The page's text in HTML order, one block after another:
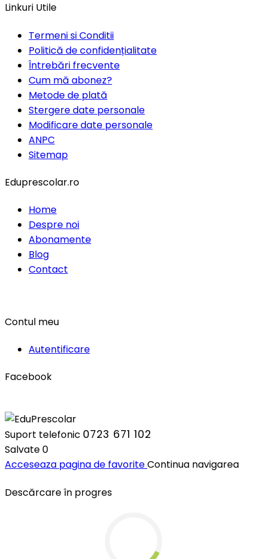
Linkuri Utile
Termeni si Conditii
Politică de confidențialitate
Întrebări frecvente
Cum mă abonez?
Metode de plată
Stergere date personale
Modificare date personale
ANPC
Sitemap
Eduprescolar.ro
Home
Despre noi
Abonamente
Blog
Contact
Contul meu
Autentificare
Facebook
Suport telefonic 0723 671 102
Salvate0
Acceseaza pagina de favoriteContinua navigarea
Descărcare în progres